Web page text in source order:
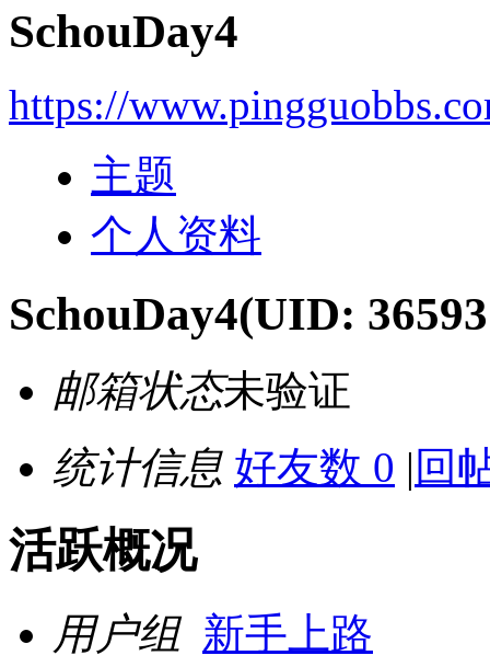
SchouDay4
https://
主题
个人资料
SchouDay4(UID:
邮箱状态未验证
统计信息 好友数 0 | 回
活跃概况
用户组 新手上路